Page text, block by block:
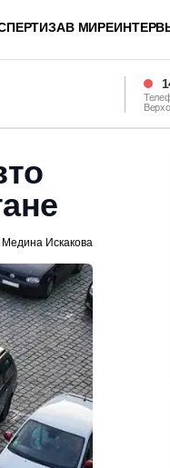
В МИРЕ
Медина Искакова